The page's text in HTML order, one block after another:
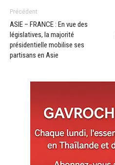
Précédent
ASIE – FRANCE : En vue des
législatives, la majorité
présidentielle mobilise ses
partisans en Asie